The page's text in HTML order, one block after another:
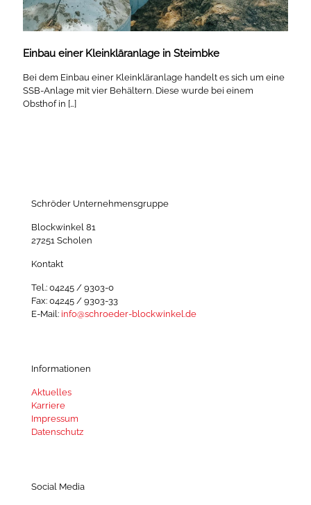
Einbau einer Kleinkläranlage in Steimbke
Bei dem Einbau einer Kleinkläranlage handelt es sich um eine
SSB-Anlage mit vier Behältern. Diese wurde bei einem
Obsthof in […]
Schröder Unternehmensgruppe
Blockwinkel 81
27251 Scholen
Kontakt
Tel.: 04245 / 9303-0
Fax: 04245 / 9303-33
E-Mail: info@schroeder-blockwinkel.de
Informationen
Aktuelles
Karriere
Impressum
Datenschutz
Social Media